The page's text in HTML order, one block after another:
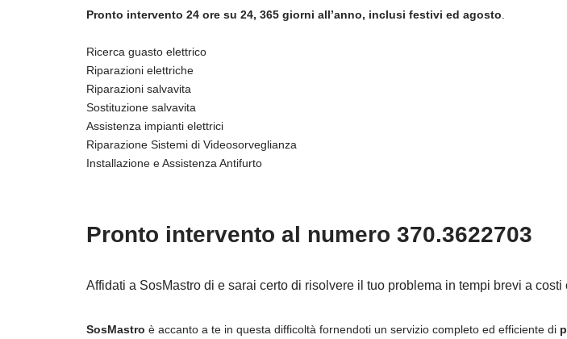
Pronto intervento 24 ore su 24, 365 giorni all’anno, inclusi festivi ed agosto.
Ricerca guasto elettrico
Riparazioni elettriche
Riparazioni salvavita
Sostituzione salvavita
Assistenza impianti elettrici
Riparazione Sistemi di Videosorveglianza
Installazione e Assistenza Antifurto
Pronto intervento al numero 370.3622703
Affidati a SosMastro di e sarai certo di risolvere il tuo problema in tempi brevi a
SosMastro è accanto a te in questa difficoltà fornendoti un servizio completo ed efficiente di